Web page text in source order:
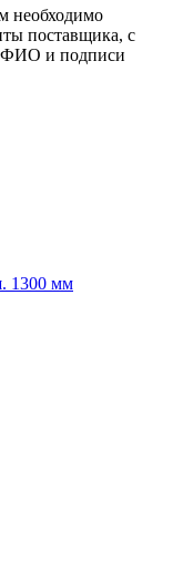
необходимо
поставщика, с
ФИО и подписи
1300 мм